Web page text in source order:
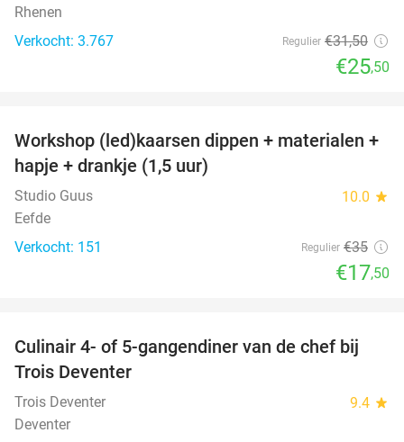
Rhenen
Verkocht: 3.767
Regulier €31,50
€25,50
50%
Workshop (led)kaarsen dippen + materialen +
hapje + drankje (1,5 uur)
Studio Guus 10.0 star
Eefde
Verkocht: 151
Regulier €35
€17,50
30%
Culinair 4- of 5-gangendiner van de chef bij
Trois Deventer
Trois Deventer 9.4 star
Deventer